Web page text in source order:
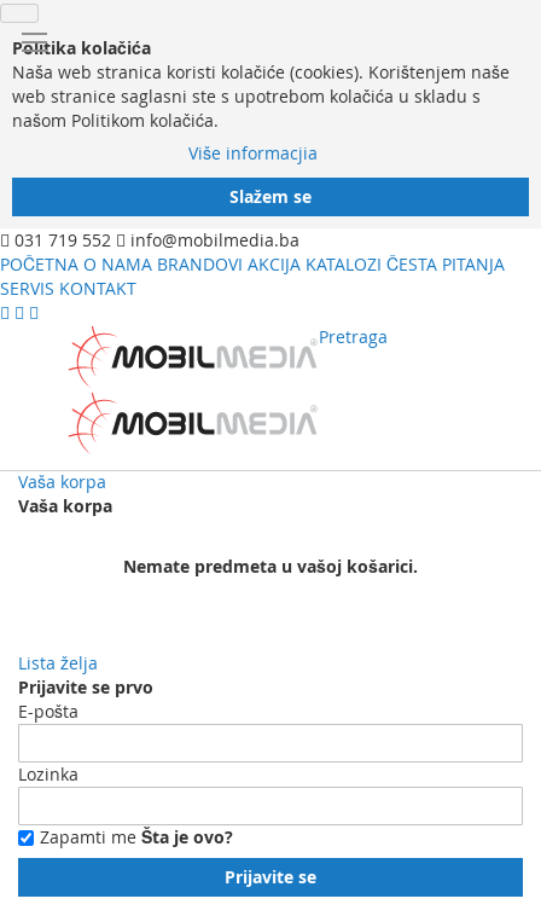
Politika kolačića
Naša web stranica koristi kolačiće (cookies). Korištenjem naše
web stranice saglasni ste s upotrebom kolačića u skladu s
našom Politikom kolačića.
Više informacjia
Slažem se
031 719 552
info@mobilmedia.ba
POČETNA O NAMA BRANDOVI AKCIJA KATALOZI ČESTA PITANJA
SERVIS KONTAKT
Pretraga
Vaša korpa
Vaša korpa
Nemate predmeta u vašoj košarici.
Lista želja
Prijavite se prvo
E-pošta
Lozinka
Zapamti me Šta je ovo?
Prijavite se